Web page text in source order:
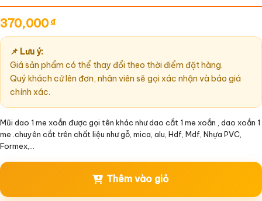
370,000₫
📌 Lưu ý:
Giá sản phẩm có thể thay đổi theo thời điểm đặt hàng.
Quý khách cứ lên đơn, nhân viên sẽ gọi xác nhận và báo giá
chính xác.
Mũi dao 1 me xoắn được gọi tên khác như dao cắt 1 me xoắn , dao xoắn 1
me .chuyên cắt trên chất liệu như gỗ, mica, alu, Hdf, Mdf, Nhựa PVC,
Formex,…
Thêm vào giỏ